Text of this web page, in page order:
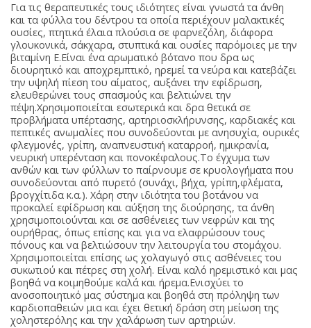
Για τις θεραπευτικές τους ιδιότητες είναι γνωστά τα άνθη
και τα φύλλα του δέντρου τα οποία περιέχουν μαλακτικές
ουσίες, πτητικά έλαια πλούσια σε φαρνεζόλη, διάφορα
γλουκονικά, σάκχαρα, στυπτικά και ουσίες παρόμοιες με την
βιταμίνη Ε.Είναι ένα αρωματικό βότανο που δρα ως
διουρητικό και αποχρεμπτικό, ηρεμεί τα νεύρα και κατεβάζει
την υψηλή πίεση του αίματος, αυξάνει την εφίδρωση,
ελευθερώνει τους σπασμούς και βελτιώνει την
πέψη.Χρησιμοποιείται εσωτερικά και δρα θετικά σε
προβλήματα υπέρτασης, αρτηριοσκλήρυνσης, καρδιακές και
πεπτικές ανωμαλίες που συνοδεύονται με ανησυχία, ουρικές
φλεγμονές, γρίπη, αναπνευστική καταρροή, ημικρανία,
νευρική υπερένταση και πονοκέφαλους.Το έγχυμα των
ανθών και των φύλλων το παίρνουμε σε κρυολογήματα που
συνοδεύονται από πυρετό (συνάχι, βήχα, γρίπη,φλέματα,
βρογχίτιδα κ.α.). Χάρη στην ιδιότητα του βοτάνου να
προκαλεί εφίδρωση και αύξηση της διούρησης, τα άνθη
χρησιμοποιούνται και σε ασθένειες των νεφρών και της
ουρήθρας, όπως επίσης και για να ελαφρώσουν τους
πόνους και να βελτιώσουν την λειτουργία του στομάχου.
Χρησιμοποιείται επίσης ως χολαγωγό στις ασθένειες του
συκωτιού και πέτρες στη χολή. Είναι καλό ηρεμιστικό και μας
βοηθά να κοιμηθούμε καλά και ήρεμα.Ενισχύει το
ανοσοποιητικό μας σύστημα και βοηθά στη πρόληψη των
καρδιοπαθειών μια και έχει θετική δράση στη μείωση της
χοληστερόλης και την χαλάρωση των αρτηριών.